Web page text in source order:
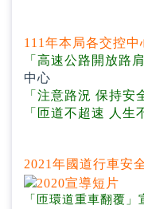
111年本局各交控
「高速公路開放路
中心
「注意路況 保持安
「匝道不超速 人生
2021年國道行車安
「匝環道重車翻覆